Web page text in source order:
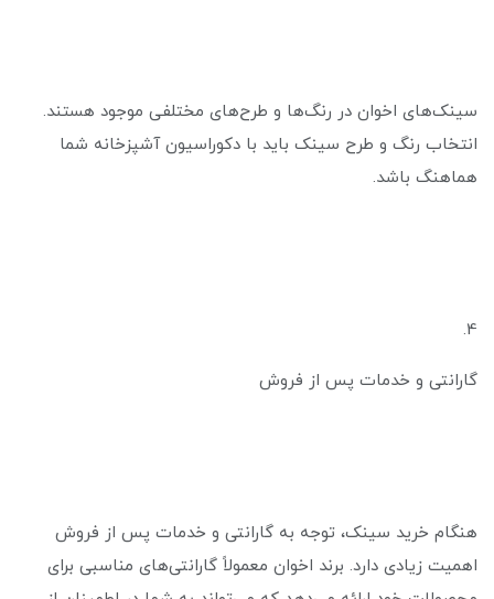
سینک‌های اخوان در رنگ‌ها و طرح‌های مختلفی موجود هستند.
انتخاب رنگ و طرح سینک باید با دکوراسیون آشپزخانه شما
هماهنگ باشد.
4.
گارانتی و خدمات پس از فروش
هنگام خرید سینک، توجه به گارانتی و خدمات پس از فروش
اهمیت زیادی دارد. برند اخوان معمولاً گارانتی‌های مناسبی برای